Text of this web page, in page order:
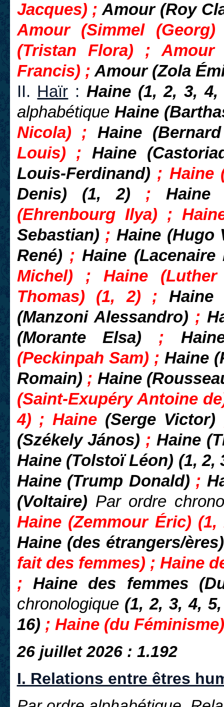
Jacques) ;Amour (Roy
Amour
(Simmel
(Tristan Flora) ;
Francis) ; Amour (Zola
II. Haïr : Haine (1, 2, 3,
alphabétique Haine
Nicola) ;Haine
Louis) ;Haine
Louis-Ferdinand) ; Haine
Denis) (1, 2) ; Haine
(Ehrenbourg Ilya) ;
Sebastian) ; Haine (Hugo
René) ;Haine
Michel) ; Haine
Thomas) (1, 2) ; Haine
(Manzoni Alessandro) ;
(Morante Elsa) ;
(Peckinpah Sam) ; Haine
Romain) ; Haine
(Saint-Exupéry Antoine
4) ; Haine (Serge Victor)
(Székely János) ; Haine
Haine (Tolstoï Léon) (1, 2,
Haine (Trump Donald) ;
(Voltaire) Par ordre
Haine (Zemmour Éric)
Haine (des étrangers/ères)
fait des femmes) ;Haine
; Haine des femmes
chronologique(1, 2, 3, 4, 5,
16) ; Haine (du
26 juillet 2026 : 1.192
I. Relations entre êtres